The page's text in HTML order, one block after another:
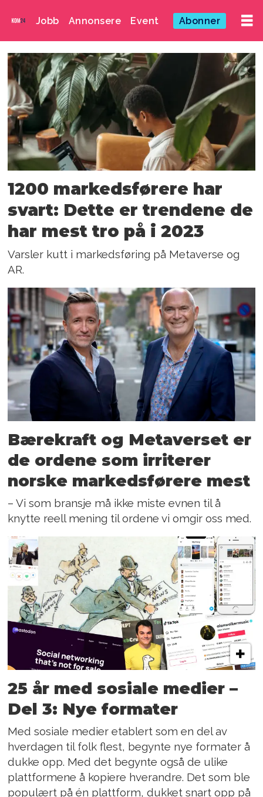
Jobb Annonsere Event Abonner
Emne:
metaverse
1200 markedsførere har
svart: Dette er trendene de
har mest tro på i 2023
Varsler kutt i markedsføring på Metaverse og
AR.
Bærekraft og Metaverset er
de ordene som irriterer
norske markedsførere mest
– Vi som bransje må ikke miste evnen til å
knytte reell mening til ordene vi omgir oss med.
25 år med sosiale medier –
Del 3: Nye formater
Med sosiale medier etablert som en del av
hverdagen til folk flest, begynte nye formater å
dukke opp. Med det begynte også de ulike
plattformene å kopiere hverandre. Det som ble
populært på én plattform, dukket snart opp på